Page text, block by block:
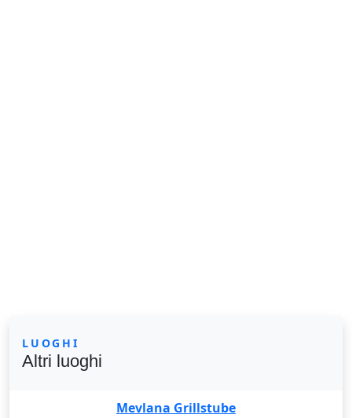
LUOGHI
Altri luoghi
Mevlana Grillstube